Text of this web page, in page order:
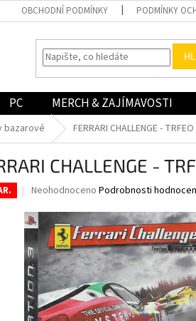
OBCHODNÍ PODMÍNKY PODMÍNKY
PC MERCH & ZAJÍMAVOSTI
bazarové FERRARI CHALLENGE -
CHALLENGE -
Průměrné
produktu
je
0,0
z
5
hvězdiček.
Neohodnoceno Podrobnosti